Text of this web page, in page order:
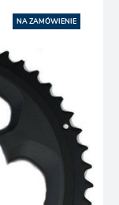
NA ZAMÓWIENIE